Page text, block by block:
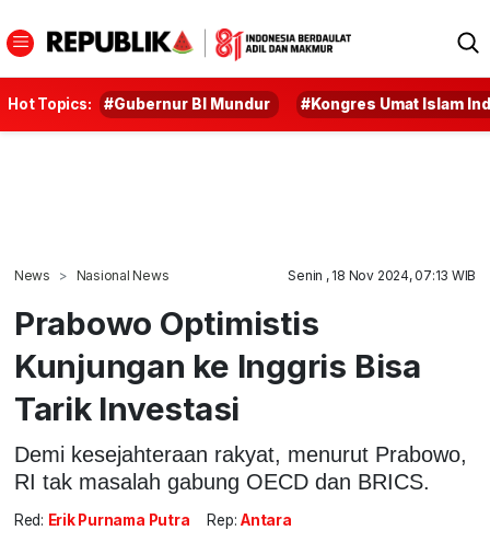
Hot Topics: #Gubernur BI Mundur #Kongres Umat Islam
News Nasional News Senin , 18 Nov 2024, 07:13 WIB
Prabowo Optimistis
Kunjungan ke Inggris Bisa
Tarik Investasi
Demi kesejahteraan rakyat, menurut Prabowo,
RI tak masalah gabung OECD dan BRICS.
Red: Erik Purnama Putra Rep: Antara